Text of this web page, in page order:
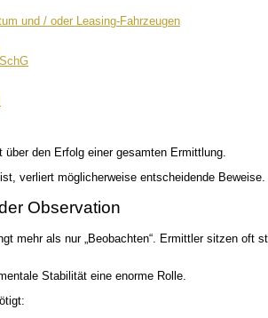
und / oder Leasing-Fahrzeugen
den Erfolg einer gesamten Ermittlung.
verliert möglicherweise entscheidende Beweise.
Observation
mehr als nur „Beobachten“. Ermittler sitzen oft
Stabilität eine enorme Rolle.